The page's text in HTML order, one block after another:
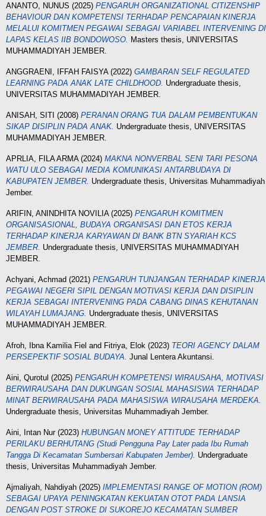
ANANTO, NUNUS (2025) PENGARUH ORGANIZATIONAL CITIZENSHIP
BEHAVIOUR DAN KOMPETENSI TERHADAP PENCAPAIAN KINERJA
MELALUI KOMITMEN PEGAWAI SEBAGAI VARIABEL INTERVENING DI
LAPAS KELAS IIB BONDOWOSO. Masters thesis, UNIVERSITAS
MUHAMMADIYAH JEMBER.
ANGGRAENI, IFFAH FAISYA(2022) GAMBARAN SELF REGULATED
LEARNING PADA ANAK LATE CHILDHOOD. Undergraduate thesis,
UNIVERSITAS MUHAMMADIYAH JEMBER.
ANISAH, SITI (2008) PERANAN ORANG TUA DALAM PEMBENTUKAN
SIKAP DISIPLIN PADA ANAK. Undergraduate thesis, UNIVERSITAS
MUHAMMADIYAH JEMBER.
APRLIA, FILA ARMA(2024) MAKNA NONVERBAL SENI TARI PESONA
WATU ULO SEBAGAI MEDIA KOMUNIKASI ANTARBUDAYA DI
KABUPATEN JEMBER. Undergraduate thesis, Universitas Muhammadiyah
Jember.
ARIFIN, ANINDHITA NOVILIA(2025) PENGARUH KOMITMEN
ORGANISASIONAL, BUDAYA ORGANISASI DAN ETOS KERJA
TERHADAP KINERJA KARYAWAN DI BANK BTN SYARIAH KCS
JEMBER. Undergraduate thesis, UNIVERSITAS MUHAMMADIYAH
JEMBER.
Achyani, Achmad (2021) PENGARUH TUNJANGAN TERHADAP KINERJA
PEGAWAI NEGERI SIPIL DENGAN MOTIVASI KERJA DAN DISIPLIN
KERJA SEBAGAI INTERVENING PADA CABANG DINAS KEHUTANAN
WILAYAH LUMAJANG. Undergraduate thesis, UNIVERSITAS
MUHAMMADIYAH JEMBER.
Afroh, Ibna Kamilia Fiel and Fitriya, Elok (2023) TEORI AGENCY DALAM
PERSEPEKTIF SOSIAL BUDAYA. Junal Lentera Akuntansi.
Aini, Qurotul (2025) PENGARUH KOMPETENSI WIRAUSAHA, MOTIVASI
BERWIRAUSAHA DAN DUKUNGAN SOSIAL MAHASISWA TERHADAP
MINAT BERWIRAUSAHA PADA MAHASISWA WIRAUSAHA MERDEKA.
Undergraduate thesis, Universitas Muhammadiyah Jember.
Aini, Intan Nur(2023) HUBUNGAN MONEY ATTITUDE TERHADAP
PERILAKU BERHUTANG (Studi Pengguna Pay Later pada Ibu Rumah
Tangga Di Kecamatan Sumbersari Kabupaten Jember). Undergraduate
thesis, Universitas Muhammadiyah Jember.
Ajmaliyah, Nahdiyah (2025) IMPLEMENTASI RANGE OF MOTION (ROM)
SEBAGAI UPAYA PENINGKATAN KEKUATAN OTOT PADA LANSIA
DENGAN POST STROKE DI SUKOREJO KECAMATAN SUMBER